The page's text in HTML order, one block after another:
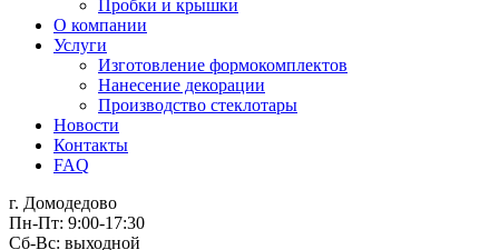
Пробки и крышки
О компании
Услуги
Изготовление формокомплектов
Нанесение декорации
Производство стеклотары
Новости
Контакты
FAQ
г. Домодедово
Пн-Пт: 9:00-17:30
Сб-Вс: выходной